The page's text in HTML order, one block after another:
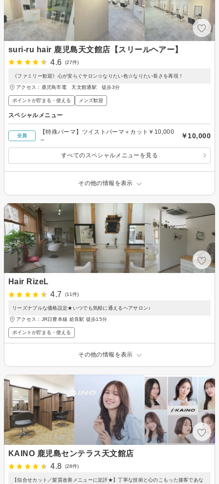
suri-ru hair 鹿児島天文館店【スリールヘアー】
4.6
(27件)
《ファミリー歓迎》心が安らぐサロン☆なりたい色☆なりたい長さを再現！
アクセス：鹿児島市電 天文館通駅 徒歩3分
ポイントが貯まる・使える メンズ歓迎
スペシャルメニュー
全員
【特殊パーマ】ツイストパーマ＋カット￥10,000
～
￥10,000
すべてのスペシャルメニューを見る
その他の情報を表示
Hair RizeL
4.7
(11件)
リーズナブルな価格設定★いつでも気軽に通えるヘアサロン♪
アクセス：JR日豊本線 姶良駅 徒歩15分
ポイントが貯まる・使える
その他の情報を表示
KAINO 鹿児島センテラス天文館店
4.8
(28件)
【似合せカット／髪質改善メニューに定評★】丁寧な技術と心のこもった接客であな